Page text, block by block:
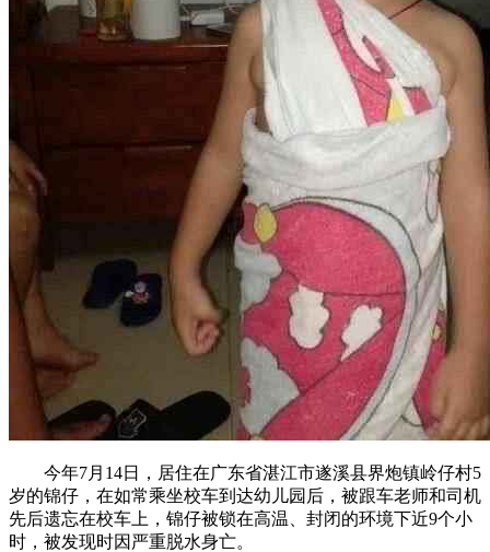
今年7月14日，居住在广东省湛江市遂溪县界炮镇岭仔村5
岁的锦仔，在如常乘坐校车到达幼儿园后，被跟车老师和司机
先后遗忘在校车上，锦仔被锁在高温、封闭的环境下近9个小
时，被发现时因严重脱水身亡。